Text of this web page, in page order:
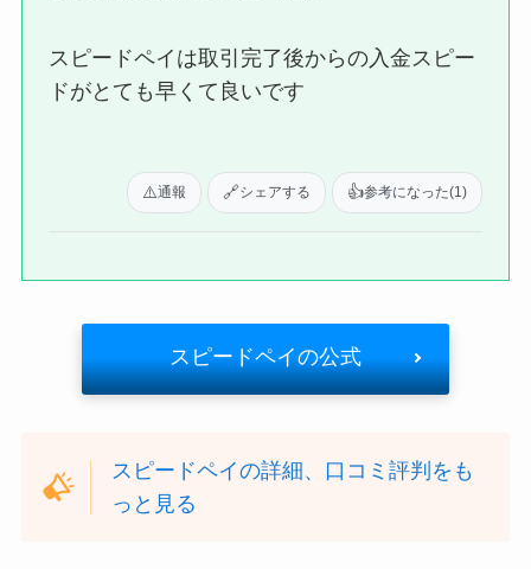
スピードペイは取引完了後からの入金スピー
ドがとても早くて良いです
👍参考になった(1)
🔗シェアする
⚠️通報
スピードペイの公式
スピードペイの詳細、口コミ評判をも
っと見る